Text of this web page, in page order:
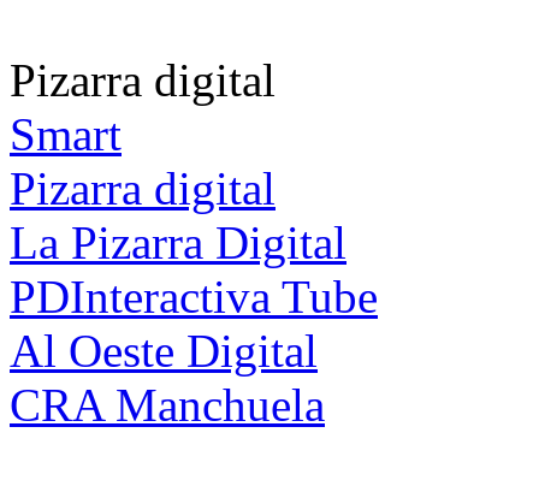
Pizarra digital
Smart
Pizarra digital
La Pizarra Digital
PDInteractiva Tube
Al Oeste Digital
CRA Manchuela